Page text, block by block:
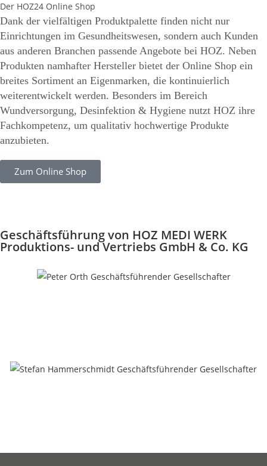
Der HOZ24 Online Shop
Dank der vielfältigen Produktpalette finden nicht nur
Einrichtungen im Gesundheitswesen, sondern auch Kunden
aus anderen Branchen passende Angebote bei HOZ. Neben
Produkten namhafter Hersteller bietet der Online Shop ein
breites Sortiment an Eigenmarken, die kontinuierlich
weiterentwickelt werden. Besonders im Bereich
Wundversorgung, Desinfektion & Hygiene nutzt HOZ ihre
Fachkompetenz, um qualitativ hochwertige Produkte
anzubieten.
Zum Online Shop
Geschäftsführung von HOZ MEDI WERK
Produktions- und Vertriebs GmbH & Co. KG